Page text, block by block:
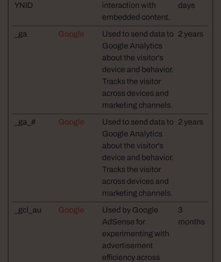
YNID
interaction with
embedded content.
days
_ga Google
Used to send data to
Google Analytics
about the visitor's
device and behavior.
Tracks the visitor
across devices and
marketing channels.
2 years
_ga_# Google
Used to send data to
Google Analytics
about the visitor's
device and behavior.
Tracks the visitor
across devices and
marketing channels.
2 years
_gcl_au Google
Used by Google
AdSense for
experimenting with
advertisement
efficiency across
3
months